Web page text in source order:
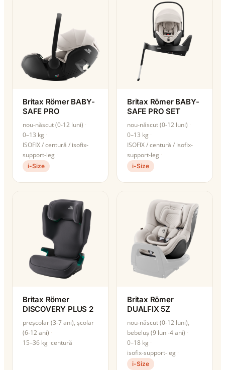
Britax Römer BABY-
SAFE PRO
nou-născut (0-12 luni)
0–13 kg
ISOFIX / centură / isofix-
support-leg
i-Size
Britax Römer BABY-
SAFE PRO SET
nou-născut (0-12 luni)
0–13 kg
ISOFIX / centură / isofix-
support-leg
i-Size
Britax Römer
DISCOVERY PLUS 2
preșcolar (3-7 ani), școlar
(6-12 ani)
15–36 kg centură
Britax Römer
DUALFIX 5Z
nou-născut (0-12 luni),
bebeluș (9 luni-4 ani)
0–18 kg
isofix-support-leg
i-Size